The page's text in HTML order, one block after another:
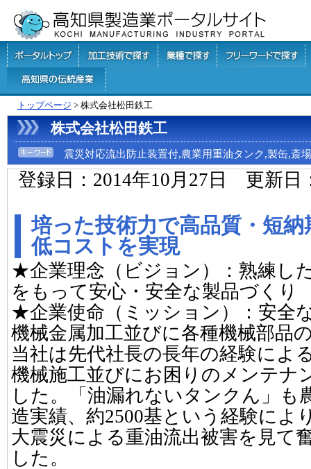
トップページ > 株式会社松田鉄工
株式会社松田鉄工
震災対応流出防止装置付,農業用重油タンク,製缶,斎
登録日：2014年10月27日 更新
培った技術力で高品質・短納
低コストを実現
★企業理念（ビジョン）：熟練し
をもって安心・安全な製品づくり
★企業使命（ミッション）：安全
機械金属加工並びに各種機械部品
当社は先代社長の長年の経験によ
機械施工並びにお困りのメンテナ
した。「油漏れないタンクん」も
造実績、約2500基という経験によ
大震災による重油流出被害を見て
した。